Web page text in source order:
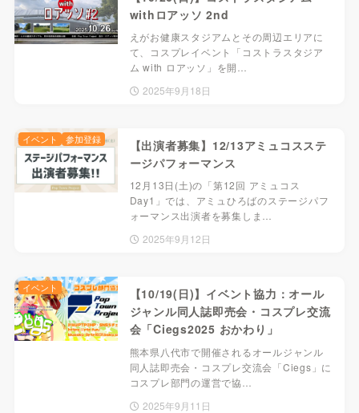
withロアッソ 2nd
えがお健康スタジアムとその周辺エリアに
て、コスプレイベント「コストラスタジア
ム with ロアッソ」を開…
2025年9月18日
【出演者募集】12/13アミュコスステ
ージパフォーマンス
12月13日(土)の「第12回 アミュコス
Day1」では、アミュひろばのステージパフ
ォーマンス出演者を募集しま…
2025年9月12日
イベント 参加登録
【10/19(日)】イベント協力：オール
ジャンル同人誌即売会・コスプレ交流
会「Ciegs2025 おかわり」
熊本県八代市で開催されるオールジャンル
同人誌即売会・コスプレ交流会「Ciegs」に
コスプレ部門の運営で協…
2025年9月11日
イベント